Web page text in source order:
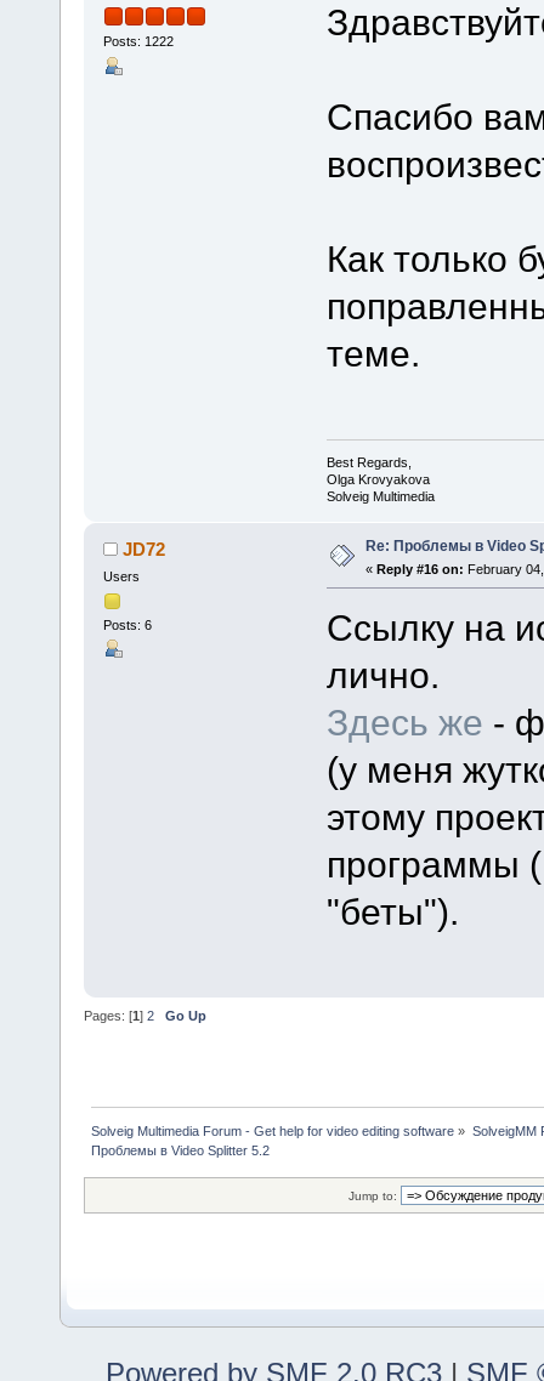
Posts: 1222
Спасибо
Как только
теме.
Best Regards,
Olga Krovyakova
Solveig Multimedia
JD72
Users
Posts: 6
Re: Проблемы в Video
« Reply #16 on: February
Ссылку на
лично.
Здесь же -
(у меня
этому
программы
"беты").
Pages: [1] 2 Go Up
Solveig Multimedia Forum - Get help for video editing software » SolveigMM
Проблемы в Video Splitter 5.2
Jump to:
Powered by SMF 2.0 RC3 | SMF